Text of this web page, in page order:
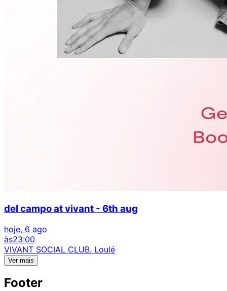
del campo at vivant - 6th aug
hoje, 6 ago
às23:00
VIVANT SOCIAL CLUB, Loulé
Ver mais
Footer